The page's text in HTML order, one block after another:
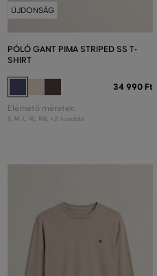
ÚJDONSÁG
PÓLÓ GANT PIMA STRIPED SS T-
SHIRT
34 990 Ft
Elérhető méretek:
S, M L, XL, XXL +2 további